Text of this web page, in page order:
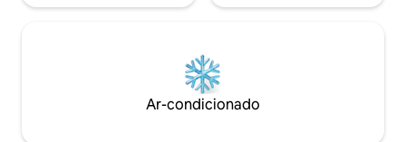
Ar-condicionado